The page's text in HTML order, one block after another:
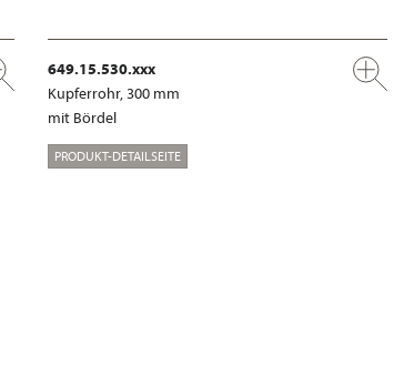
649.15.530.xxx
Kupferrohr, 300 mm
mit Bördel
PRODUKT-DETAILSEITE